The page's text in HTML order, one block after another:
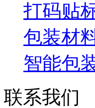
打码贴
包装材
智能包
联系我们